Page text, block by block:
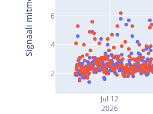
Jul 12
2026
2
4
6